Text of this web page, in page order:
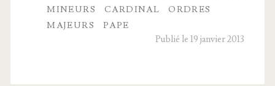
MINEURS
CARDINAL
ORDRES
MAJEURS
PAPE
Publié le 19 janvier 2013